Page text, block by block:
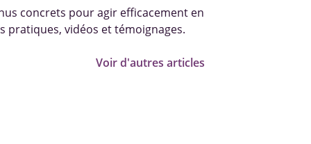
concrets pour agir efficacement en
pratiques, vidéos et témoignages.
Voir d'autres articles